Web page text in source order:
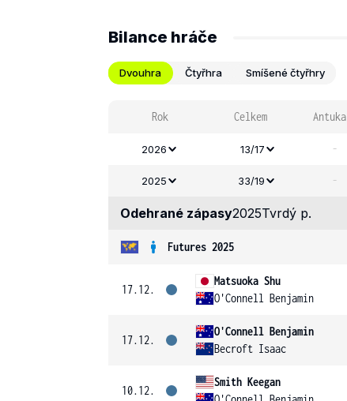
Bilance hráče
Dvouhra Čtyřhra Smíšené čtyřhry
Rok Celkem Antuka
2026 13/17 -
2025 33/19 -
Odehrané zápasy2025Tvrdý p.
Futures 2025
17.12.
Matsuoka Shu
O'Connell Benjamin
17.12.
O'Connell Benjamin
Becroft Isaac
10.12.
Smith Keegan